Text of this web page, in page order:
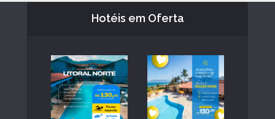
Hotéis em Oferta